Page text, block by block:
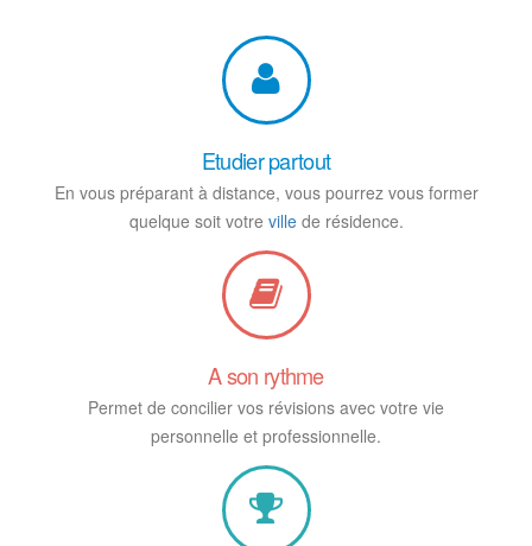
Etudier partout
En vous préparant à distance, vous pourrez vous former
quelque soit votre villede résidence.
A son rythme
Permet de concilier vos révisions avec votre vie
personnelle et professionnelle.